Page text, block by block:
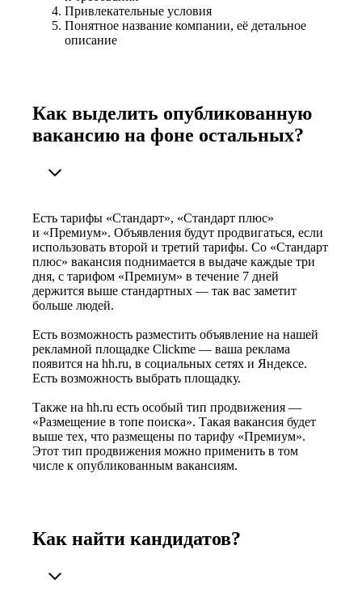
Привлекательные условия
Понятное название компании, её детальное
описание
Как выделить опубликованную
вакансию на фоне остальных?
Есть тарифы «Стандарт», «Стандарт плюс»
и «Премиум». Объявления будут продвигаться, если
использовать второй и третий тарифы. Со «Стандарт
плюс» вакансия поднимается в выдаче каждые три
дня, с тарифом «Премиум» в течение 7 дней
держится выше стандартных — так вас заметит
больше людей.
Есть возможность разместить объявление на нашей
рекламной площадке Clickme — ваша реклама
появится на hh.ru, в социальных сетях и Яндексе.
Есть возможность выбрать площадку.
Также на hh.ru есть особый тип продвижения —
«Размещение в топе поиска». Такая вакансия будет
выше тех, что размещены по тарифу «Премиум».
Этот тип продвижения можно применить в том
числе к опубликованным вакансиям.
Как найти кандидатов?